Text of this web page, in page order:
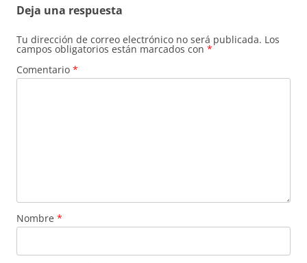
Deja una respuesta
Tu dirección de correo electrónico no será publicada. Los
campos obligatorios están marcados con *
Comentario *
Nombre *